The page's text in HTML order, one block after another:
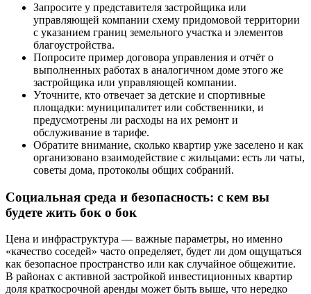
Запросите у представителя застройщика или
управляющей компании схему придомовой территории
с указанием границ земельного участка и элементов
благоустройства.
Попросите пример договора управления и отчёт о
выполненных работах в аналогичном доме этого же
застройщика или управляющей компании.
Уточните, кто отвечает за детские и спортивные
площадки: муниципалитет или собственники, и
предусмотрены ли расходы на их ремонт и
обслуживание в тарифе.
Обратите внимание, сколько квартир уже заселено и как
организовано взаимодействие с жильцами: есть ли чаты,
советы дома, протоколы общих собраний.
Социальная среда и безопасность: с кем вы
будете жить бок о бок
Цена и инфраструктура — важные параметры, но именно
«качество соседей» часто определяет, будет ли дом ощущаться
как безопасное пространство или как случайное общежитие.
В районах с активной застройкой инвестиционных квартир
доля краткосрочной аренды может быть выше, что нередко